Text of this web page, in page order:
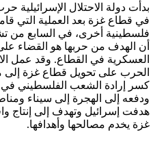
بدأت دولة الاحتلال
في قطاع غزة بعد العملية التي
أن الهدف من حربها هو القضاء
العسكرية في القطاع. وقد عمل
الحرب على تحويل قطاع غزة
كسر إرادة الشعب الفلسطيني
ودفعه إلى الهجرة إلى سيناء
هدفت إسرائيل وتهدف إلى إنتاج
غزة يخدم مصالحها وأهدافها.